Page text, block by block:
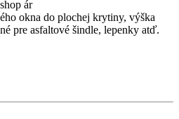
okna do plochej krytiny, výška
pre asfaltové šindle, lepenky atď.